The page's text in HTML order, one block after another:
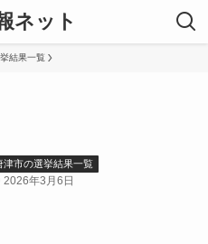
ネット
結果一覧
津市の選挙結果一覧
2026年3月6日